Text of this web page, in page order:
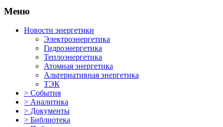
Меню
Новости энергетики
Электроэнергетика
Гидроэнергетика
Теплоэнергетика
Атомная энергетика
Альтернативная энергетика
ТЭК
> События
> Аналитика
> Документы
> Библиотека